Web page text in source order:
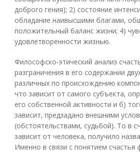
доброго гения); 2) состояние
обладание наивысшими благами,
положительный баланс жизни; 4)
удовлетворенности жизнью.
Философско-этический анализ
разграничения в его содержании
различных по происхождению
что зависит от самого субъекта,
его собственной активности и б)
зависит, предзадано внешними
(обстоятельствами, судьбой). То в
зависит от человека, получило
Именно в связи с понятием счастья